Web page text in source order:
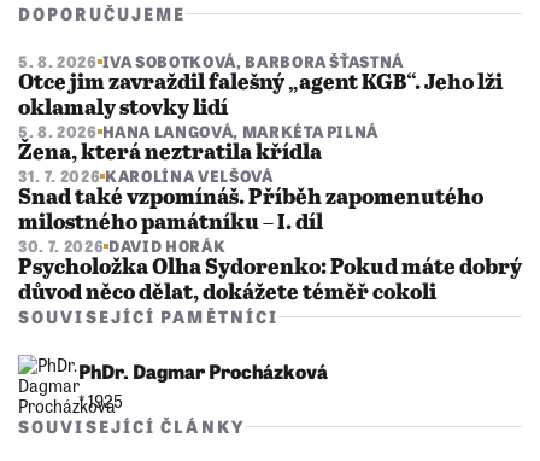
DOPORUČUJEME
5. 8. 2026 IVA SOBOTKOVÁ, BARBORA ŠŤASTNÁ
Otce jim zavraždil falešný „agent KGB“. Jeho lži
oklamaly stovky lidí
5. 8. 2026 HANA LANGOVÁ, MARKÉTA PILNÁ
Žena, která neztratila křídla
31. 7. 2026 KAROLÍNA VELŠOVÁ
Snad také vzpomínáš. Příběh zapomenutého
milostného památníku – I. díl
30. 7. 2026 DAVID HORÁK
Psycholožka Olha Sydorenko: Pokud máte dobrý
důvod něco dělat, dokážete téměř cokoli
SOUVISEJÍCÍ PAMĚTNÍCI
PhDr. Dagmar Procházková
* 1925
SOUVISEJÍCÍ ČLÁNKY